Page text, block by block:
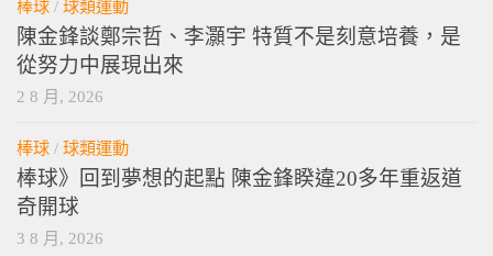
棒球/球類運動
陳金鋒談鄭宗哲、李灝宇 特質不是刻意培養，是
從努力中展現出來
棒球/球類運動
棒球》回到夢想的起點 陳金鋒睽違20多年重返道
奇開球